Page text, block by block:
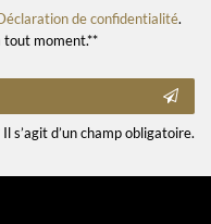
de confidentialité.
moment.**
Il s’agit d’un champ obligatoire.